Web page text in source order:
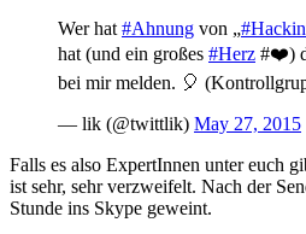
Wer hat#Ahnung von „
hat (und ein großes #Herz #❤️)
bei mir melden. 🎈
— lik (@twittlik) May 27, 2015
Falls es also ExpertInnen unter euch
ist sehr, sehr verzweifelt. Nach der
Stunde ins Skype geweint.